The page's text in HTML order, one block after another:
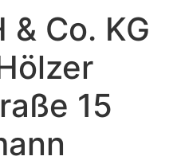
& Co. KG
15